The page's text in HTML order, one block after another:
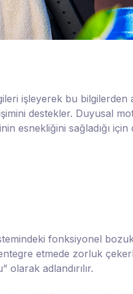
işleyerek bu bilgilerden
destekler. Duyusal
esnekliğini sağladığı
fonksiyonel
etmede zorluk
adlandırılır.